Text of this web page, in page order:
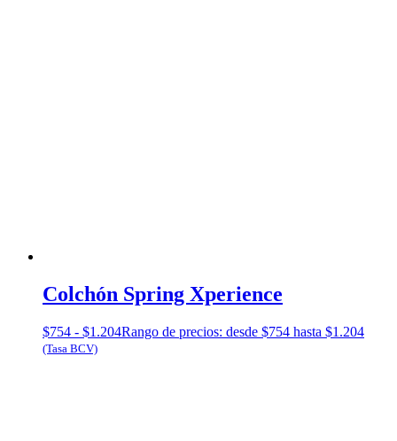
Colchón Spring Xperience
$754 - $1.204Rango de precios: desde $754 hasta $1.204
(Tasa BCV)